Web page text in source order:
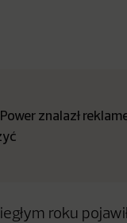
znalazł
roku